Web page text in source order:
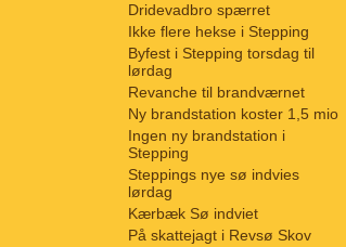
Dridevadbro spærret
Ikke flere hekse i Stepping
Byfest i Stepping torsdag til
lørdag
Revanche til brandværnet
Ny brandstation koster 1,5 mio
Ingen ny brandstation i
Stepping
Steppings nye sø indvies
lørdag
Kærbæk Sø indviet
På skattejagt i Revsø Skov